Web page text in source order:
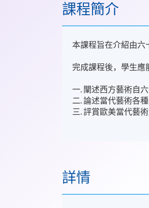
課程簡介
本課程旨在介紹由六
完成課程後，學生應
一. 闡述西方藝術自
二. 論述當代藝術各
三. 評賞歐美當代藝
詳情